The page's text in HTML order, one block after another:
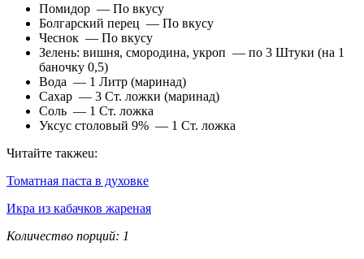
Помидор — По вкусу
Болгарский перец — По вкусу
Чеснок — По вкусу
Зелень: вишня, смородина, укроп — по 3 Штуки (на 1
баночку 0,5)
Вода — 1 Литр (маринад)
Сахар — 3 Ст. ложки (маринад)
Соль — 1 Ст. ложка
Уксус столовый 9% — 1 Ст. ложка
Читайте такжеu:
Томатная паста в духовке
Икра из кабачков жареная
Количество порций: 1